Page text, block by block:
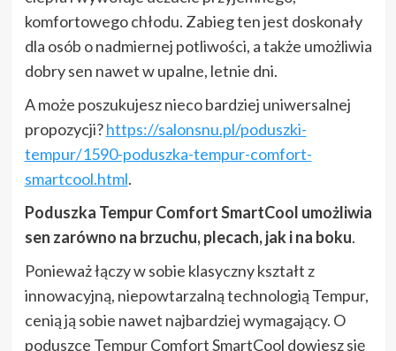
komfortowego chłodu. Zabieg ten jest doskonały
dla osób o nadmiernej potliwości, a także umożliwia
dobry sen nawet w upalne, letnie dni.
A może poszukujesz nieco bardziej uniwersalnej
propozycji?https://salonsnu.pl/poduszki-
tempur/1590-poduszka-tempur-comfort-
smartcool.html.
Poduszka Tempur Comfort SmartCool umożliwia
sen zarówno na brzuchu, plecach, jak i na boku.
Ponieważ łączy w sobie klasyczny kształt z
innowacyjną, niepowtarzalną technologią Tempur,
cenią ją sobie nawet najbardziej wymagający. O
poduszce Tempur Comfort SmartCool dowiesz się